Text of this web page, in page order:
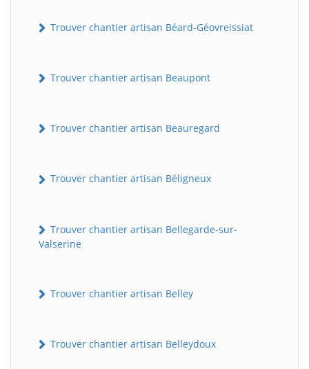
Trouver chantier artisan Béard-Géovreissiat
Trouver chantier artisan Beaupont
Trouver chantier artisan Beauregard
Trouver chantier artisan Béligneux
Trouver chantier artisan Bellegarde-sur-
Valserine
Trouver chantier artisan Belley
Trouver chantier artisan Belleydoux